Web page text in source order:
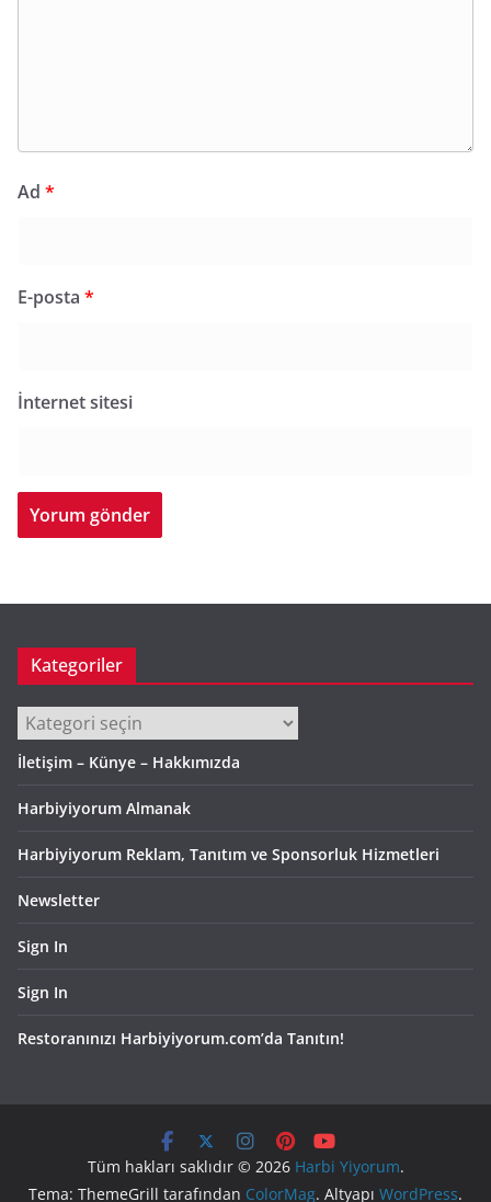
Ad *
E-posta *
İnternet sitesi
Kategoriler
Kategoriler
İletişim – Künye – Hakkımızda
Harbiyiyorum Almanak
Harbiyiyorum Reklam, Tanıtım ve Sponsorluk Hizmetleri
Newsletter
Sign In
Sign In
Restoranınızı Harbiyiyorum.com’da Tanıtın!
Tüm hakları saklıdır © 2026 Harbi Yiyorum.
Tema: ThemeGrill tarafından ColorMag. Altyapı WordPress.